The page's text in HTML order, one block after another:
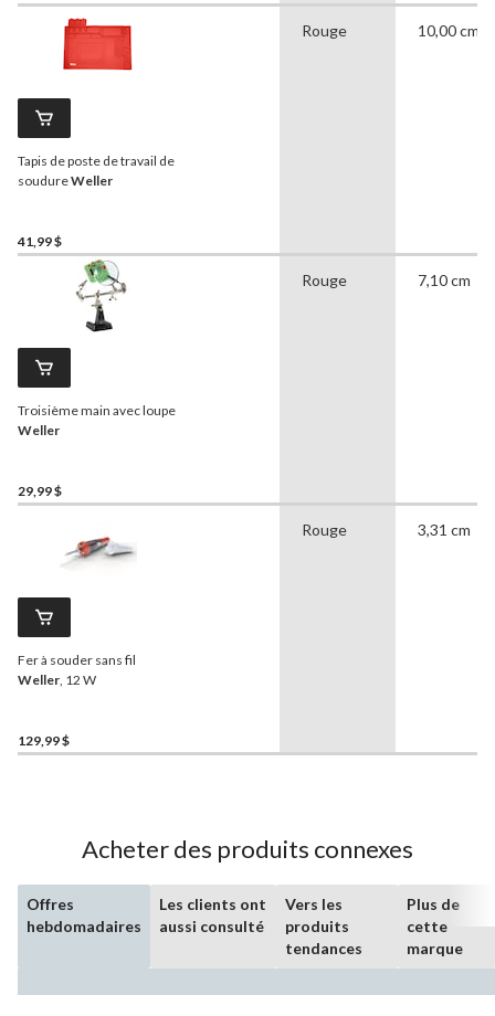
Tapis de poste de travail de
soudureWeller
41,99 $
Rouge 10,00 cm
Troisième main avec loupe
Weller
29,99 $
Rouge 7,10 cm
Fer à souder sans fil
Weller, 12 W
129,99 $
Rouge 3,31 cm
Acheter des produits connexes
Offres
hebdomadaires
Les clients ont
aussi consulté
Vers les
produits
tendances
Plus de
cette
marque